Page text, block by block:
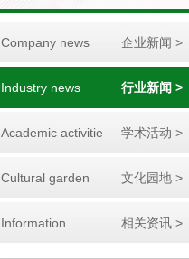
企业新闻 >
Company news
行业新闻 >
Industry news
学术活动 >
Academic activitie
文化园地 >
Cultural garden
相关资讯 >
Information